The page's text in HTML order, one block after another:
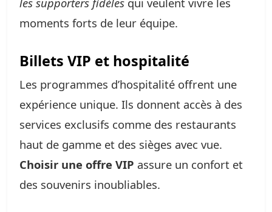
moments forts de leur équipe.
Billets VIP et hospitalité
Les programmes d’hospitalité offrent une
expérience unique. Ils donnent accès à des
services exclusifs comme des restaurants
haut de gamme et des sièges avec vue.
Choisir une offre VIP assure un confort et
des souvenirs inoubliables.